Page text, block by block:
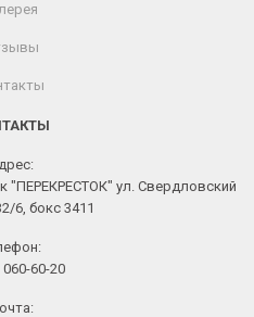
"ПЕРЕКРЕСТОК" ул. Свердловский
6, бокс 3411
060-60-20